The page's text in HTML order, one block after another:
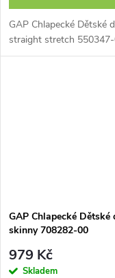
GAP Chlapecké Dětské
straight stretch
GAP Chlapecké Dětské
skinny 708282-00
979 Kč
Skladem